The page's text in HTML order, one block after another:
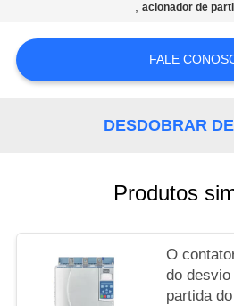
POLÍTICA
,acionador de
FALE
DESDOBRAR
Produtos
O
do
partida